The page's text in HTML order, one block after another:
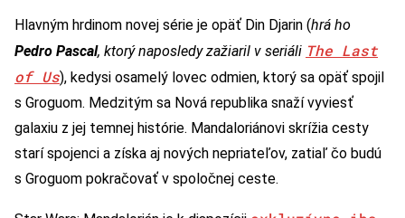
Hlavným hrdinom novej série je opäť Din Djarin (hrá ho
Pedro Pascal, ktorý naposledy zažiaril v seriáli The Last
of Us), kedysi osamelý lovec odmien, ktorý sa opäť spojil
s Groguom. Medzitým sa Nová republika snaží vyviesť
galaxiu z jej temnej histórie. Mandaloriánovi skrížia cesty
starí spojenci a získa aj nových nepriateľov, zatiaľ čo budú
s Groguom pokračovať v spoločnej ceste.